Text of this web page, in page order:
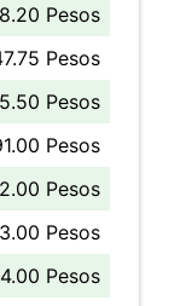
Pesos
Pesos
Pesos
Pesos
Pesos
Pesos
Pesos